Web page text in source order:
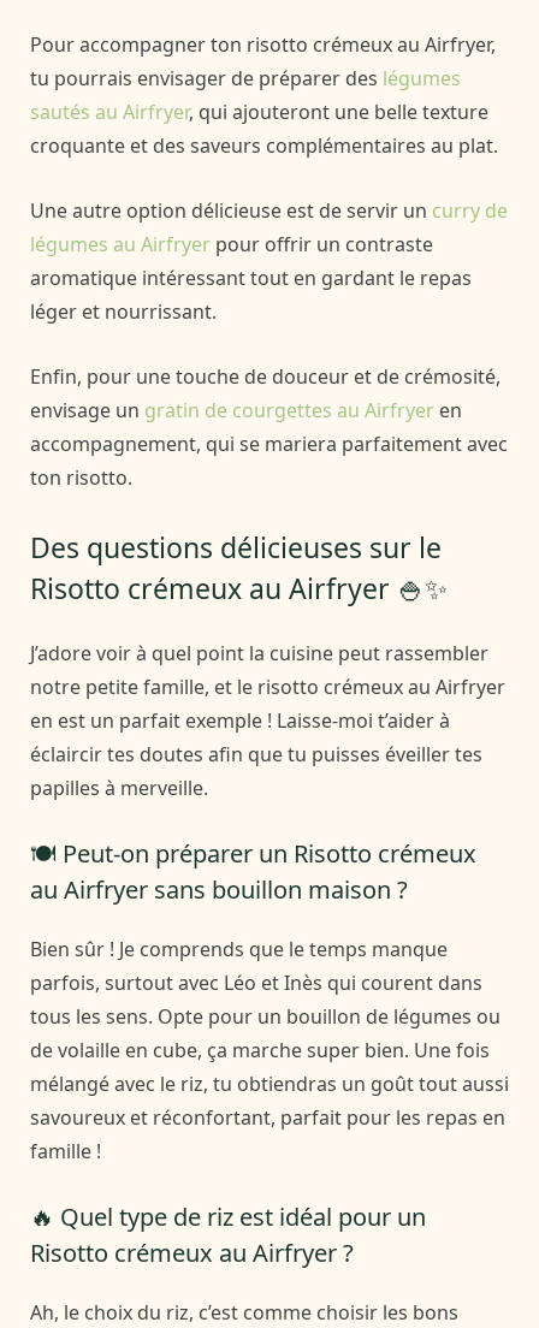
Pour accompagner ton risotto crémeux au Airfryer,
tu pourrais envisager de préparer des légumes
sautés au Airfryer, qui ajouteront une belle texture
croquante et des saveurs complémentaires au plat.
Une autre option délicieuse est de servir un curry de
légumes au Airfryer pour offrir un contraste
aromatique intéressant tout en gardant le repas
léger et nourrissant.
Enfin, pour une touche de douceur et de crémosité,
envisage un gratin de courgettes au Airfryer en
accompagnement, qui se mariera parfaitement avec
ton risotto.
Des questions délicieuses sur le
Risotto crémeux au Airfryer 🍚✨
J’adore voir à quel point la cuisine peut rassembler
notre petite famille, et le risotto crémeux au Airfryer
en est un parfait exemple ! Laisse-moi t’aider à
éclaircir tes doutes afin que tu puisses éveiller tes
papilles à merveille.
🍽️ Peut-on préparer un Risotto crémeux
au Airfryer sans bouillon maison ?
Bien sûr ! Je comprends que le temps manque
parfois, surtout avec Léo et Inès qui courent dans
tous les sens. Opte pour un bouillon de légumes ou
de volaille en cube, ça marche super bien. Une fois
mélangé avec le riz, tu obtiendras un goût tout aussi
savoureux et réconfortant, parfait pour les repas en
famille !
🔥 Quel type de riz est idéal pour un
Risotto crémeux au Airfryer ?
Ah, le choix du riz, c’est comme choisir les bons